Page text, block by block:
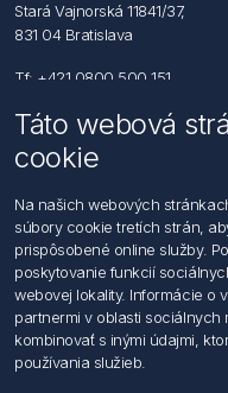
Stará Vajnorská 11841/37,
831 04 Bratislava
Tf: +421 0800 500 151
Email: office@foerch.sk
Kontaktujte nás
Informácie
Imprint
Vyhlásenie k ochrane
Všeobecné dodacie a
Obchodný zástupca
Táto webová
cookie
Na našich webových
súbory cookie tretích strán,
prispôsobené online služby.
poskytovanie funkcií
webovej lokality. Informácie o
partnermi v oblasti sociálnych
kombinovať s inými údajmi,
používania služieb.